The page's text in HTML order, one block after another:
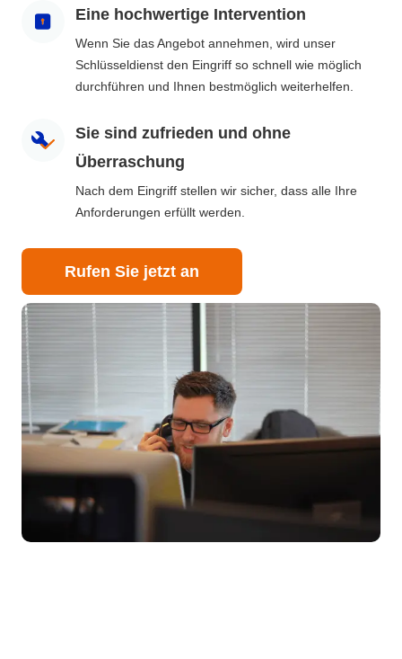
Eine hochwertige Intervention
Wenn Sie das Angebot annehmen, wird unser
Schlüsseldienst den Eingriff so schnell wie möglich
durchführen und Ihnen bestmöglich weiterhelfen.
Sie sind zufrieden und ohne
Überraschung
Nach dem Eingriff stellen wir sicher, dass alle Ihre
Anforderungen erfüllt werden.
Rufen Sie jetzt an